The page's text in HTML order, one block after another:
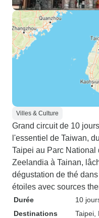
Villes & Culture
Grand circuit de 10
l'essentiel de Taiwan,
Taipei au Parc
Zeelandia à Tainan,
dégustation de thé
étoiles avec sources
Durée
10
Destinations
Taipei